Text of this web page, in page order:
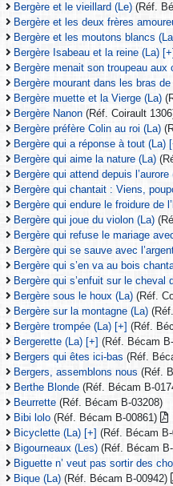
Bergère et le vieillard (Le) (Réf.
Bergère et les deux frères
Bergère et les moutons blancs
Bergère Isabeau et la reine (La) [+]
Bergère menait son troupeau aux
Bergère mourant dans les bras
Bergère muette et la Vierge (La)
Bergère Nanon (Réf. Coirault
Bergère préfère Colin au roi (La)
Bergère qui a réponse à tout (La)
Bergère qui aime la nature (La)
Bergère qui attend depuis l’aurore
Bergère qui chantait : Viens,
Bergère qui endure le froidure de
Bergère qui joue du violon (La)
Bergère qui refuse le mariage
Bergère qui se sauve avec
Bergère qui s’en va au bois
Bergère qui s’enfuit sur le cheval
Bergère sous le houx (La) (Réf.
Bergère sur la montagne (La)
Bergère trompée (La) [+] (Réf.
Bergerette (La) [+] (Réf. Bécam
Bergers qui êtes ici-bas (Réf.
Bergers, assemblons nous (Réf.
Berthe Blonde (Réf. Bécam B-
Beurrette (Réf. Bécam B-03208)
Bibi lolo (Réf. Bécam B-00861)
Bicyclette (La) [+] (Réf. Bécam
Bigourneaux (Les) (Réf. Bécam
Biguette n’ veut pas sortir des
Bique (La) (Réf. Bécam B-00942)